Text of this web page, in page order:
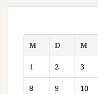
M
D M
1 2 3
8 9 10